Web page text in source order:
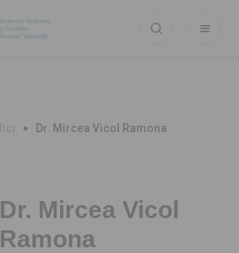
Dr. Mircea Vicol Ramona
Dr. Mircea Vicol
Ramona